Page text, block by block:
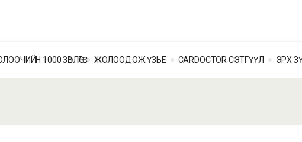
1000 ЗӨВЛӨГӨӨ ЖОЛООДОЖ ҮЗЬЕ CARDOCTOR СЭТГҮҮЛ ЭРХ